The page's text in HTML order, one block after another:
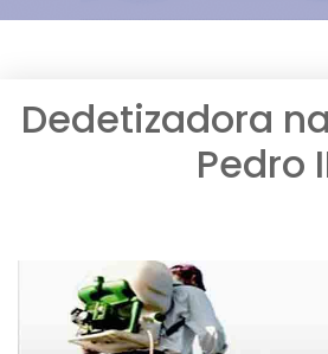
Dedetizadora
Pedro